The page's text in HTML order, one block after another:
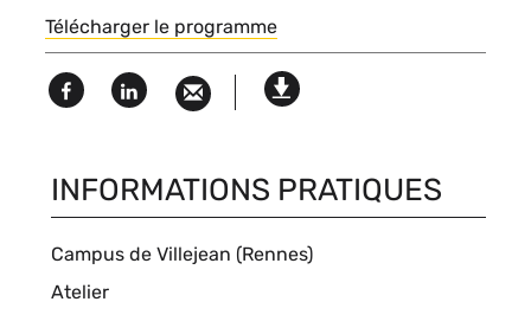
Télécharger le programme
FacebookLinked
INFORMATIONS PRATIQUES
Campus de Villejean (Rennes)
Type
Atelier